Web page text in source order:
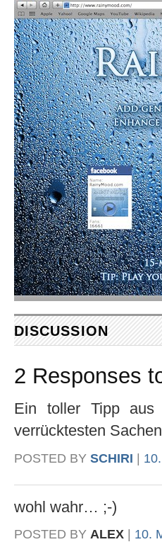
DISCUSSION
2 Responses
Ein toller Tipp aus
verrücktesten
POSTED BY SCHIRI
wohl wahr… ;-)
POSTED BY ALEX 10.